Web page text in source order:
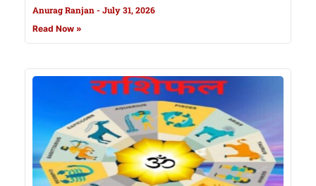
Anurag Ranjan July 31, 2026
Read Now »